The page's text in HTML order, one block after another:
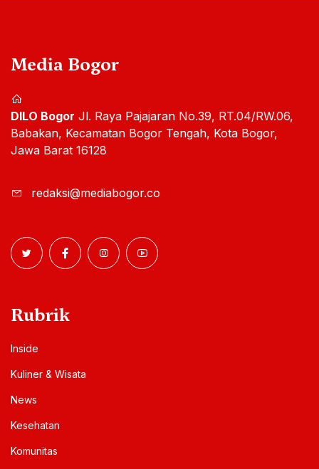
Media Bogor
DILO Bogor Jl. Raya Pajajaran No.39, RT.04/RW.06,
Babakan, Kecamatan Bogor Tengah, Kota Bogor,
Jawa Barat 16128
redaksi@mediabogor.co
Rubrik
Inside
Kuliner & Wisata
News
Kesehatan
Komunitas